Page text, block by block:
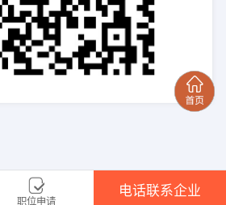
职位申请
电话联系企业